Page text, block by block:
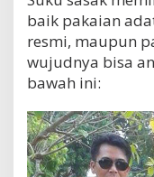
baik pakaian
resmi, maupun
wujudnya bisa
bawah ini: